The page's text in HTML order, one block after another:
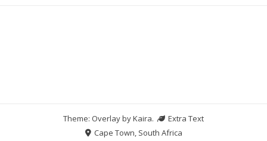
Theme: Overlay byKaira.
Extra Text
Cape Town, South Africa